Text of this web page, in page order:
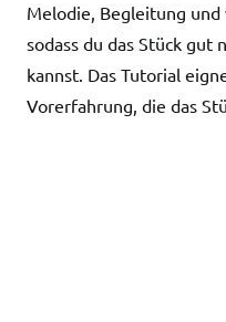
Melodie, Begleitung
sodass du das Stück gut
kannst. Das Tutorial
Vorerfahrung, die das